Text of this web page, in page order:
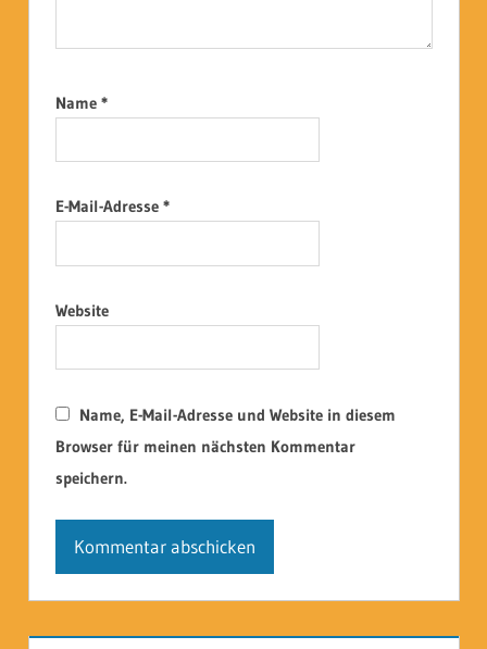
Name *
E-Mail-Adresse *
Website
Name, E-Mail-Adresse und Website in diesem
Browser für meinen nächsten Kommentar
speichern.